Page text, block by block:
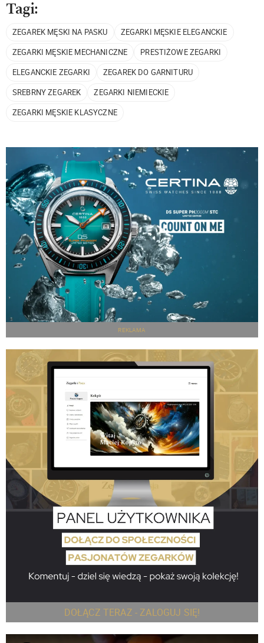
Tagi:
ZEGAREK MĘSKI NA PASKU
ZEGARKI MĘSKIE ELEGANCKIE
ZEGARKI MĘSKIE MECHANICZNE
PRESTIŻOWE ZEGARKI
ELEGANCKIE ZEGARKI
ZEGAREK DO GARNITURU
SREBRNY ZEGAREK
ZEGARKI NIEMIECKIE
ZEGARKI MĘSKIE KLASYCZNE
REKLAMA
DOŁĄCZ TERAZ - ZALOGUJ SIĘ!